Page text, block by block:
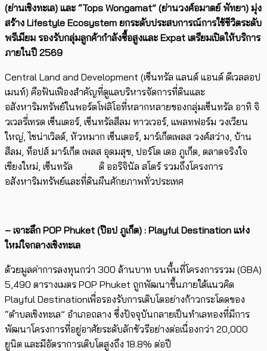
(ย่านเชิงทะเล) และ “Tops Wongamat” (ย่านวงศ์อมาตย์ พัทยา) มุ่ง
สร้าง Lifestyle Ecosystem ยกระดับประสบการณ์การใช้ชีวิตระดับ
พรีเมียม รองรับกลุ่มลูกค้ากำลังซื้อสูงและ Expat เตรียมเปิดให้บริการ
ภายในปี 2569
Central Land and Development (เซ็นทรัล แลนด์ แอนด์ ดีเวลลอป
เมนท์) คือฟันเฟืองสำคัญที่ดูแลบริหารจัดการที่ดินและ
อสังหาริมทรัพย์ในพอร์ตโฟลิโอที่หลากหลายของกลุ่มเซ็นทรัล อาทิ จิ
วเวลรี่เทรด เซ็นเตอร์, เซ็นทรัลสีลม ทาวเวอร์, แพลทฟอร์ม วงเวียน
ใหญ่, ไชน่าเวิลด์, หัวหมาก เซ็นเตอร์, มาร์เก็ตเพลส วงศ์สว่าง, บ้าน
สีลม, ท็อปส์ มาร์เก็ต เพลส อุดมสุข, ปอร์โต เดอ ภูเก็ต, ตลาดจริงใจ
เชียงใหม่, เซ็นทรัล ดิ ออริจินัล สโตร์ รวมถึงโครงการ
อสังหาริมทรัพย์และที่ดินผืนศักยภาพทั่วประเทศ
– เจาะลึก POP Phuket (ป๊อป ภูเก็ต) : Playful Destination แห่ง
ใหม่ใจกลางเชิงทะเล
ด้วยมูลค่าการลงทุนกว่า 300 ล้านบาท บนพื้นที่โครงการรวม (GBA)
5,490 ตารางเมตร POP Phuket ถูกพัฒนาขึ้นภายใต้แนวคิด
Playful Destinationเพื่อรองรับการเติบโตอย่างก้าวกระโดดของ
“ตำบลเชิงทะเล” อำเภอถลาง ซึ่งปัจจุบันกลายเป็นทำเลทองที่มีการ
พัฒนาโครงการที่อยู่อาศัยระดับลักชัวรีอย่างต่อเนื่องกว่า 20,000
ยูนิต และมีอัตราการเติบโตสูงถึง 18.8% ต่อปี